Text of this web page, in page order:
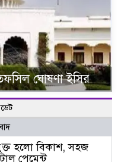
ঘোষণা ইসির
হলো বিকাশ, সহজ
পেমেন্ট